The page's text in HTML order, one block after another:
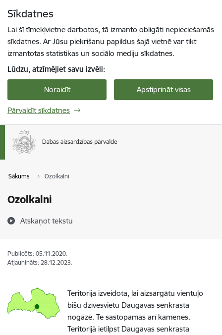
Sīkdatnes
Lai šī tīmekļvietne darbotos, tā izmanto obligāti nepieciešamās
sīkdatnes. Ar Jūsu piekrišanu papildus šajā vietnē var tikt
izmantotas statistikas un sociālo mediju sīkdatnes.
Lūdzu, atzīmējiet savu izvēli:
Noraidīt Apstiprināt visas
Pārvaldīt sīkdatnes
Sākums Ozolkalni
Ozolkalni
Atskaņot tekstu
Publicēts: 05.11.2020.
Atjaunināts: 28.12.2023.
Teritorija izveidota, lai aizsargātu vientuļo
bišu dzīvesvietu Daugavas senkrasta
nogāzē. Te sastopamas arī kamenes.
Teritorijā ietilpst Daugavas senkrasta